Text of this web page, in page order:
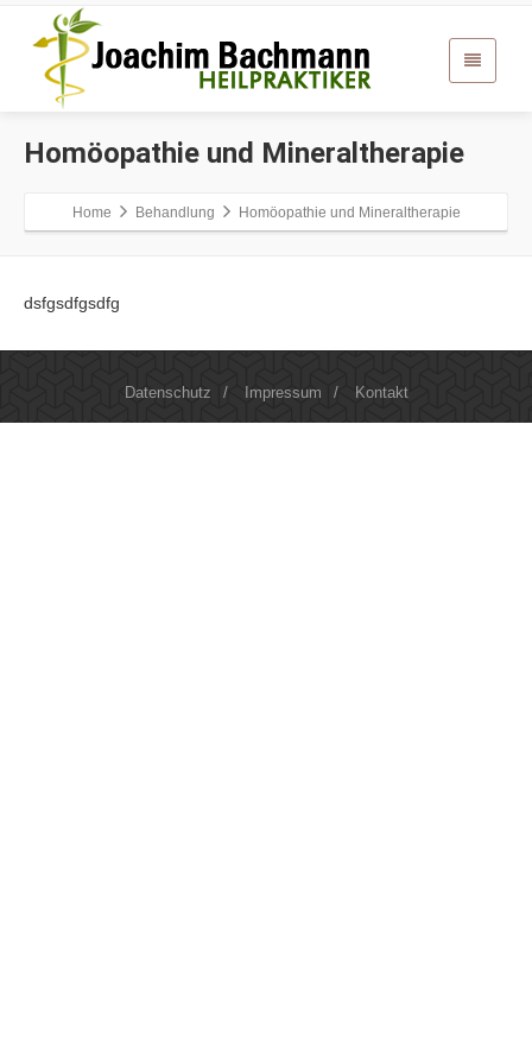
Homöopathie und Mineraltherapie
Home Behandlung Homöopathie und Mineraltherapie
dsfgsdfgsdfg
Datenschutz / Impressum / Kontakt